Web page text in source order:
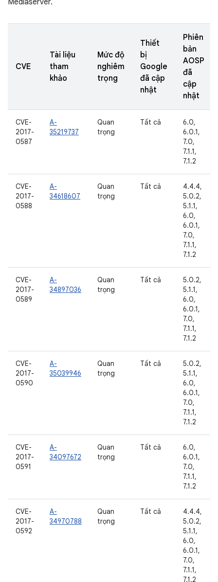
Mediaserver.
CVE
Tài liệu
tham
khảo
Mức độ
nghiêm
trọng
Thiết
bị
Google
đã cập
nhật
Phiên
bản
AOSP
đã
cập
nhật
CVE-
2017-
0587
A-
35219737
Quan
trọng
Tất cả
6.0,
6.0.1,
7.0,
7.1.1,
7.1.2
CVE-
2017-
0588
A-
34618607
Quan
trọng
Tất cả
4.4.4,
5.0.2,
5.1.1,
6.0,
6.0.1,
7.0,
7.1.1,
7.1.2
CVE-
2017-
0589
A-
34897036
Quan
trọng
Tất cả
5.0.2,
5.1.1,
6.0,
6.0.1,
7.0,
7.1.1,
7.1.2
CVE-
2017-
0590
A-
35039946
Quan
trọng
Tất cả
5.0.2,
5.1.1,
6.0,
6.0.1,
7.0,
7.1.1,
7.1.2
CVE-
2017-
0591
A-
34097672
Quan
trọng
Tất cả
6.0,
6.0.1,
7.0,
7.1.1,
7.1.2
CVE-
2017-
0592
A-
34970788
Quan
trọng
Tất cả
4.4.4,
5.0.2,
5.1.1,
6.0,
6.0.1,
7.0,
7.1.1,
7.1.2